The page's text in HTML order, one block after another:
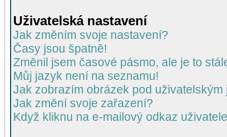
Uživatelská nastavení
Jak změním svoje nastavení?
Časy jsou špatně!
Změnil jsem časové pásmo, ale je to
Můj jazyk není na seznamu!
Jak zobrazím obrázek pod uživatelským
Jak změní svoje zařazení?
Když kliknu na e-mailový odkaz